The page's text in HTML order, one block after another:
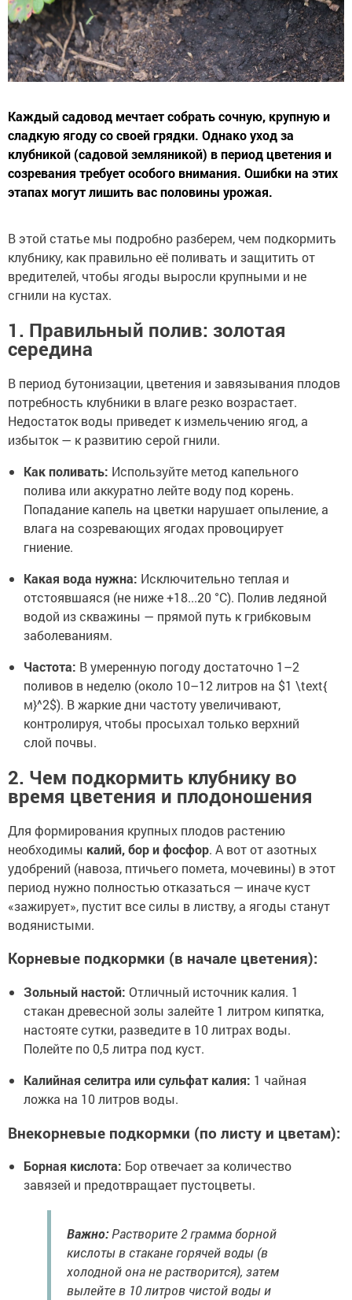
Каждый садовод мечтает собрать сочную, крупную и
сладкую ягоду со своей грядки. Однако уход за
клубникой (садовой земляникой) в период цветения и
созревания требует особого внимания. Ошибки на этих
этапах могут лишить вас половины урожая.
В этой статье мы подробно разберем, чем подкормить
клубнику, как правильно её поливать и защитить от
вредителей, чтобы ягоды выросли крупными и не
сгнили на кустах.
1. Правильный полив: золотая
середина
В период бутонизации, цветения и завязывания плодов
потребность клубники в влаге резко возрастает.
Недостаток воды приведет к измельчению ягод, а
избыток — к развитию серой гнили.
Как поливать: Используйте метод капельного
полива или аккуратно лейте воду под корень.
Попадание капель на цветки нарушает опыление, а
влага на созревающих ягодах провоцирует
гниение.
Какая вода нужна: Исключительно теплая и
отстоявшаяся (не ниже +18...20 °C). Полив ледяной
водой из скважины — прямой путь к грибковым
заболеваниям.
Частота: В умеренную погоду достаточно 1–2
поливов в неделю (около 10–12 литров на $1 \text{
м}^2$). В жаркие дни частоту увеличивают,
контролируя, чтобы просыхал только верхний
слой почвы.
2. Чем подкормить клубнику во
время цветения и плодоношения
Для формирования крупных плодов растению
необходимы калий, бор и фосфор. А вот от азотных
удобрений (навоза, птичьего помета, мочевины) в этот
период нужно полностью отказаться — иначе куст
«зажирует», пустит все силы в листву, а ягоды станут
водянистыми.
Корневые подкормки (в начале цветения):
Зольный настой: Отличный источник калия. 1
стакан древесной золы залейте 1 литром кипятка,
настояте сутки, разведите в 10 литрах воды.
Полейте по 0,5 литра под куст.
Калийная селитра или сульфат калия: 1 чайная
ложка на 10 литров воды.
Внекорневые подкормки (по листу и цветам):
Борная кислота: Бор отвечает за количество
завязей и предотвращает пустоцветы.
Важно:Растворите 2 грамма борной
кислоты в стакане горячей воды (в
холодной она не растворится), затем
вылейте в 10 литров чистой воды и